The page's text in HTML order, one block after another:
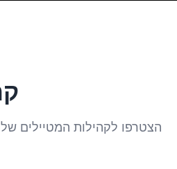
הצטרפו לקהילות המטיילים